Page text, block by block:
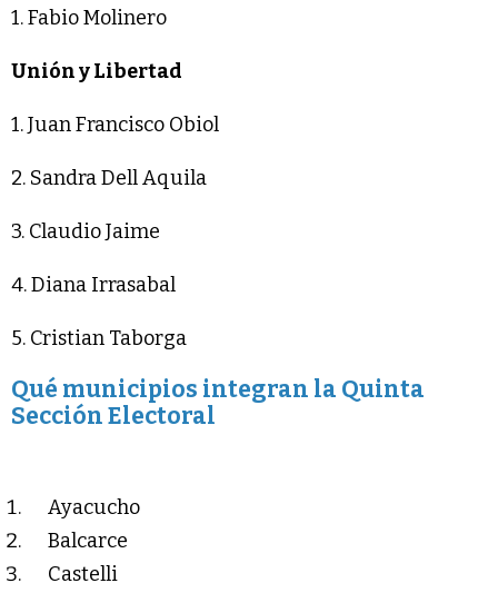
1. Fabio Molinero
Unión y Libertad
1. Juan Francisco Obiol
2. Sandra Dell Aquila
3. Claudio Jaime
4. Diana Irrasabal
5. Cristian Taborga
Qué municipios integran la Quinta
Sección Electoral
Ayacucho
Balcarce
Castelli